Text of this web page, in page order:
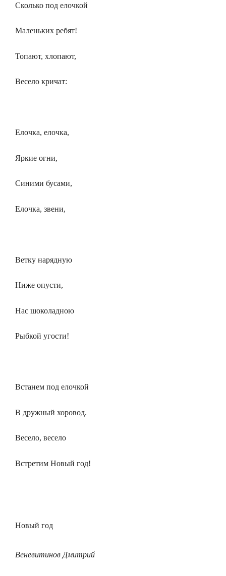
Сколько под елочкой
Маленьких ребят!
Топают, хлопают,
Весело кричат:
Елочка, елочка,
Яркие огни,
Синими бусами,
Елочка, звени,
Ветку нарядную
Ниже опусти,
Нас шоколадною
Рыбкой угости!
Встанем под елочкой
В дружный хоровод.
Весело, весело
Встретим Новый год!
Новый год
Веневитинов Дмитрий